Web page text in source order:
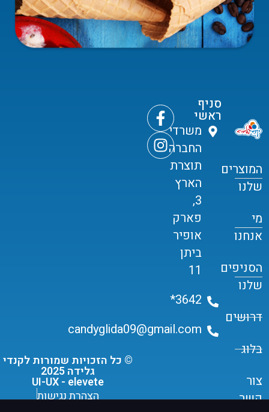
המוצרים
שלנו
מי
אנחנו
הסניפים
שלנו
דרושים
בלוג
צור
קשר
סניף
ראשי
משרדי
החברה
תוצרת
הארץ
3,
פארק
אופיר
ביתן
11
3642*
candyglida09@gmail.com
הצהרת נגישות
© כל הזכויות שמורות לקנדי
גלידה 2025
UI-UX - elevete